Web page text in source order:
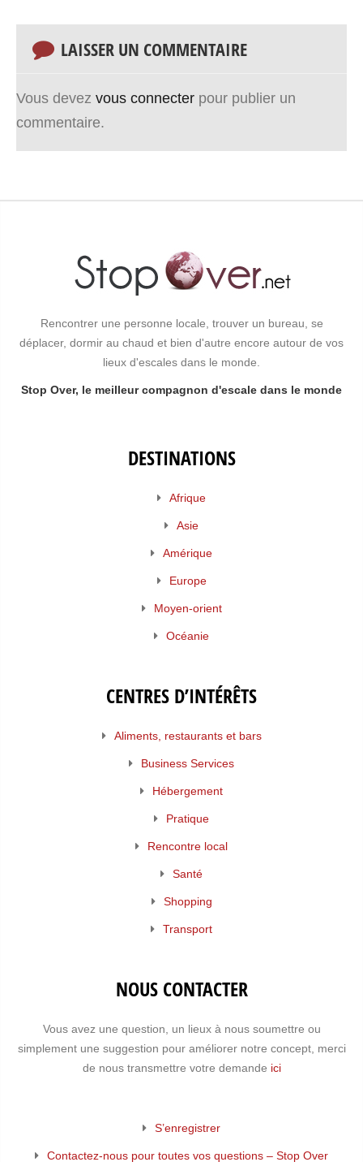
LAISSER UN COMMENTAIRE
Vous devez vous connecter pour publier un
commentaire.
Rencontrer une personne locale, trouver un bureau, se
déplacer, dormir au chaud et bien d'autre encore autour de vos
lieux d'escales dans le monde.
Stop Over, le meilleur compagnon d'escale dans le monde
DESTINATIONS
Afrique
Asie
Amérique
Europe
Moyen-orient
Océanie
CENTRES D’INTÉRÊTS
Aliments, restaurants et bars
Business Services
Hébergement
Pratique
Rencontre local
Santé
Shopping
Transport
NOUS CONTACTER
Vous avez une question, un lieux à nous soumettre ou
simplement une suggestion pour améliorer notre concept, merci
de nous transmettre votre demande ici
S’enregistrer
Contactez-nous pour toutes vos questions – Stop Over